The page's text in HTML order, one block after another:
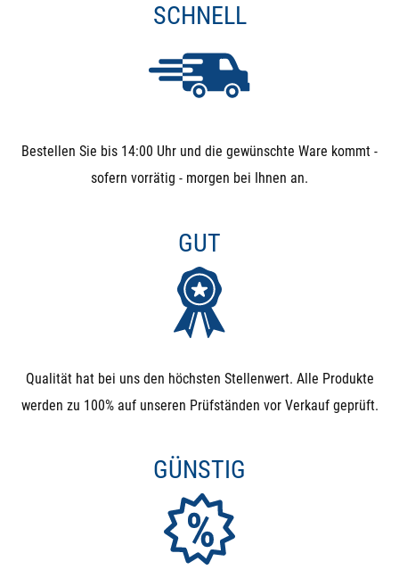
SCHNELL
Bestellen Sie bis 14:00 Uhr und die gewünschte Ware kommt -
sofern vorrätig - morgen bei Ihnen an.
GUT
Qualität hat bei uns den höchsten Stellenwert. Alle Produkte
werden zu 100% auf unseren Prüfständen vor Verkauf geprüft.
GÜNSTIG